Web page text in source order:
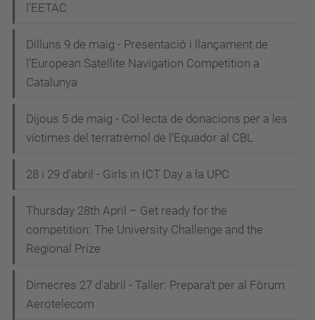
l'EETAC
Dilluns 9 de maig - Presentació i llançament de
l’European Satellite Navigation Competition a
Catalunya
Dijous 5 de maig - Col·lecta de donacions per a les
víctimes del terratrèmol de l'Equador al CBL
28 i 29 d'abril - Girls in ICT Day a la UPC
Thursday 28th April – Get ready for the
competition: The University Challenge and the
Regional Prize
Dimecres 27 d'abril - Taller: Prepara't per al Fòrum
Aerotelecom